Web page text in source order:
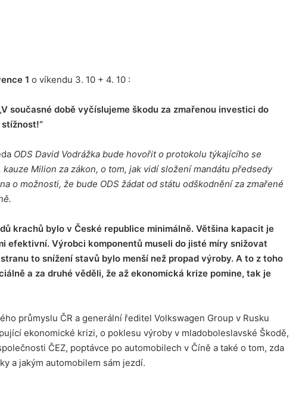
1 o víkendu 3. 10 + 4. 10 :
současné době vyčíslujeme škodu za zmařenou investici do
ODS David Vodrážka bude hovořit o protokolu týkajícího se
Milion za zákon, o tom, jak vidí složení mandátu předsedy
o možnosti, že bude ODS žádat od státu odškodnění za zmařené
krachů bylo v České republice minimálně. Většina kapacit je
efektivní. Výrobci komponentů museli do jisté míry snižovat
to snížení stavů bylo menší než propad výroby. A to z toho
a za druhé věděli, že až ekonomická krize pomine, tak je
průmyslu ČR a generální ředitel Volkswagen Group v Rusku
ekonomické krizi, o poklesu výroby v mladoboleslavské Škodě,
ČEZ, poptávce po automobilech v Číně a také o tom, zda
a jakým automobilem sám jezdí.